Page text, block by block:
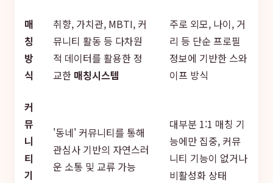
매
칭
방
식
취향, 가치관, MBTI, 커
뮤니티 활동 등 다차원
적 데이터를 활용한 정
교한 매칭시스템
주로 외모, 나이, 거
리 등 단순 프로필
정보에 기반한 스와
이프 방식
커
뮤
니
티
기
'동네' 커뮤니티를 통해
관심사 기반의 자연스러
운 소통 및 교류 가능
대부분 1:1 매칭 기
능에만 집중, 커뮤
니티 기능이 없거나
비활성화 상태